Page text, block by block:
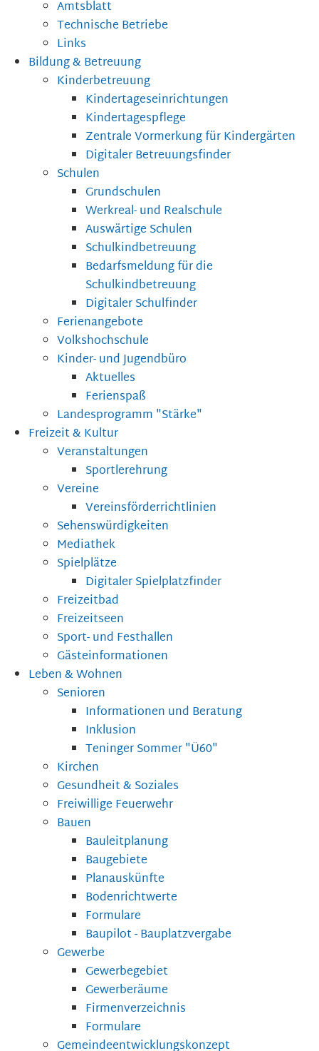
Amtsblatt
Technische Betriebe
Links
Bildung & Betreuung
Kinderbetreuung
Kindertageseinrichtungen
Kindertagespflege
Zentrale Vormerkung für Kindergärten
Digitaler Betreuungsfinder
Schulen
Grundschulen
Werkreal- und Realschule
Auswärtige Schulen
Schulkindbetreuung
Bedarfsmeldung für die
Schulkindbetreuung
Digitaler Schulfinder
Ferienangebote
Volkshochschule
Kinder- und Jugendbüro
Aktuelles
Ferienspaß
Landesprogramm "Stärke"
Freizeit & Kultur
Veranstaltungen
Sportlerehrung
Vereine
Vereinsförderrichtlinien
Sehenswürdigkeiten
Mediathek
Spielplätze
Digitaler Spielplatzfinder
Freizeitbad
Freizeitseen
Sport- und Festhallen
Gästeinformationen
Leben & Wohnen
Senioren
Informationen und Beratung
Inklusion
Teninger Sommer "Ü60"
Kirchen
Gesundheit & Soziales
Freiwillige Feuerwehr
Bauen
Bauleitplanung
Baugebiete
Planauskünfte
Bodenrichtwerte
Formulare
Baupilot - Bauplatzvergabe
Gewerbe
Gewerbegebiet
Gewerberäume
Firmenverzeichnis
Formulare
Gemeindeentwicklungskonzept